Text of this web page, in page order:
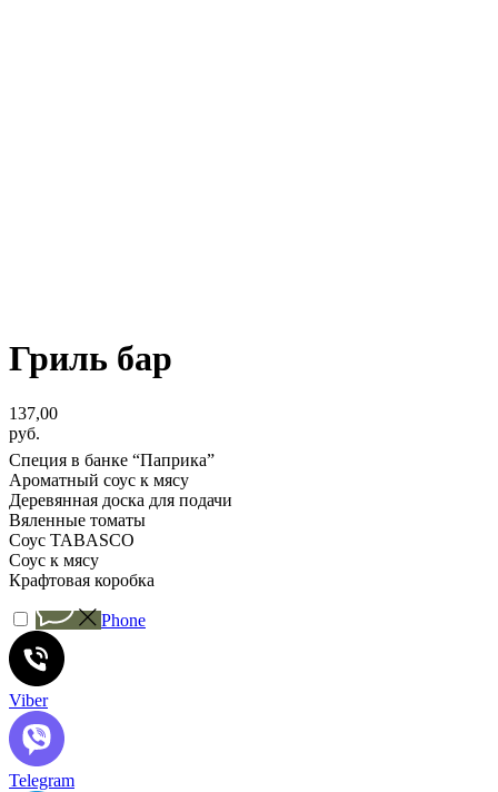
Гриль бар
137,00
руб.
Специя в банке “Паприка”
Ароматный соус к мясу
Деревянная доска для подачи
Вяленные томаты
Соус TABASCO
Соус к мясу
Крафтовая коробка
Phone
Viber
Telegram